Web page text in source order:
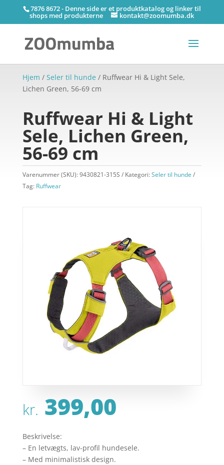
7876 8672 - Denne side er et produktkatalog og linker til
shops med produkterne kontakt@zoomumba.dk
Hjem / Seler til hunde / Ruffwear Hi & Light Sele,
Lichen Green, 56-69 cm
Ruffwear Hi & Light
Sele, Lichen Green,
56-69 cm
Varenummer (SKU):9430821-315S Kategori:Seler til hunde
Tag: Ruffwear
kr. 399,00
Beskrivelse:
– En letvægts, lav-profil hundesele.
– Med minimalistisk design.